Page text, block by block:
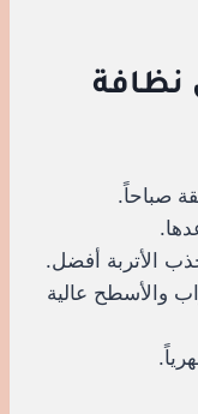
نظافة
الأتربة أفضل.
والأسطح عالية